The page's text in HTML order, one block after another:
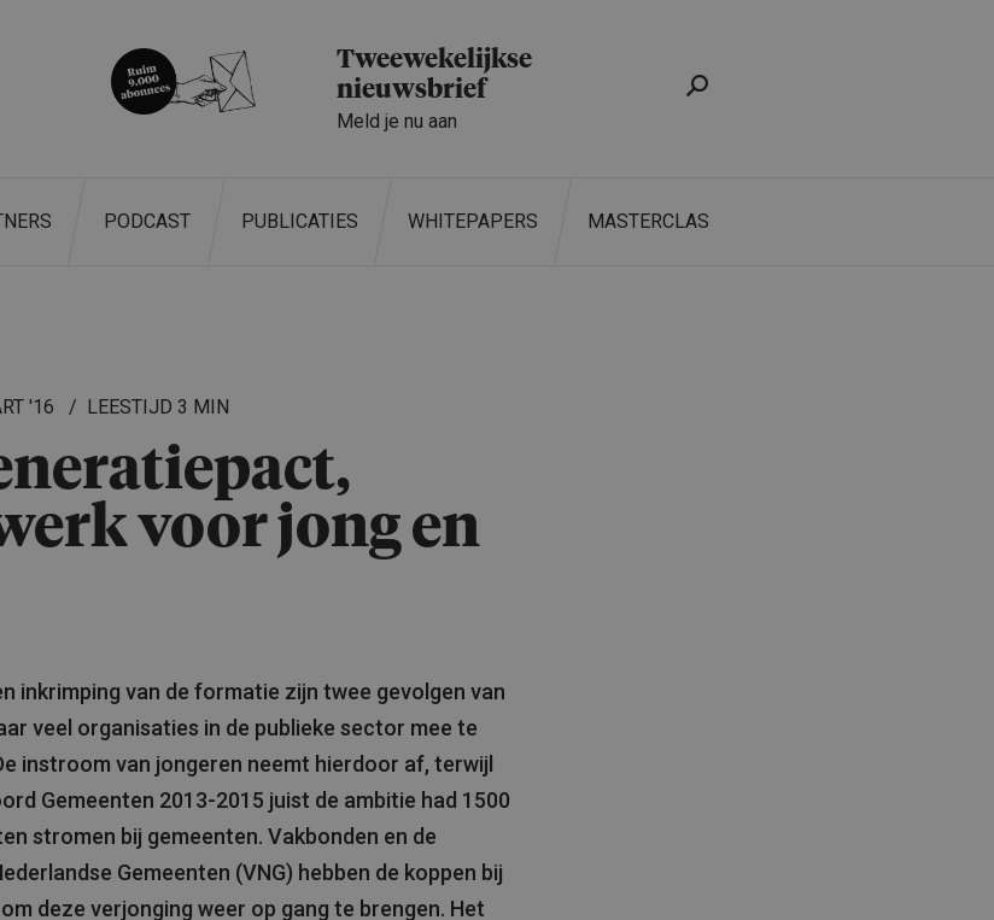
Tweewekelijkse
nieuwsbrief
Meld je nu aan
PODCAST PUBLICATIES WHITEPAPERS MASTERCLASS
'16 3 MIN
voor jong en
inkrimping van de formatie zijn twee gevolgen van
veel organisaties in de publieke sector mee te
instroom van jongeren neemt hierdoor af, terwijl
Gemeenten 2013-2015 juist de ambitie had 1500
stromen bij gemeenten. Vakbonden en de
Gemeenten (VNG) hebben de koppen bij
deze verjonging weer op gang te brengen. Het